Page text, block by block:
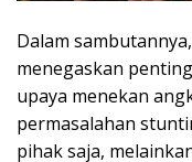
Dalam
menegaskan
upaya menekan
permasalahan
pihak saja,